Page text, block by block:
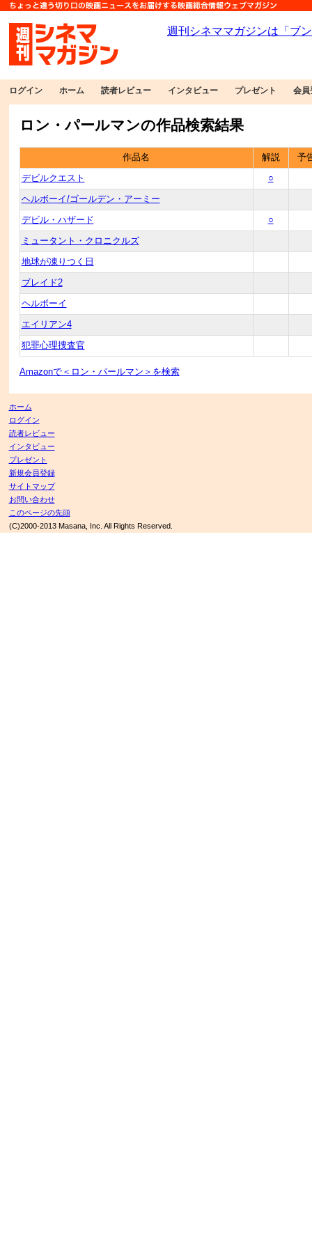
ログイン ホーム 読者レビュー インタビュー プレゼント 会員
ロン・パールマンの作品検索結果
作品名 解説 予
デビルクエスト ○
ヘルボーイ/ゴールデン・アーミー
デビル・ハザード ○
ミュータント・クロニクルズ
地球が凍りつく日
ブレイド2
ヘルボーイ
エイリアン4
犯罪心理捜査官
Amazonで＜ロン・パールマン＞を検索
ホーム
ログイン
読者レビュー
インタビュー
プレゼント
新規会員登録
サイトマップ
お問い合わせ
このページの先頭
(C)2000-2013 Masana, Inc. All Rights Reserved.